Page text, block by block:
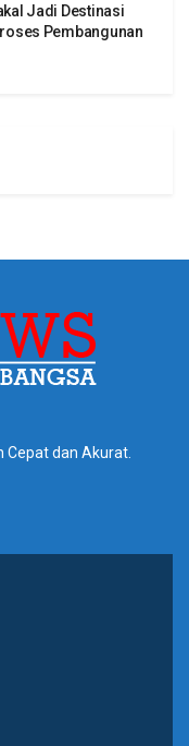
Jadi Destinasi
Pembangunan
Cepat dan Akurat.